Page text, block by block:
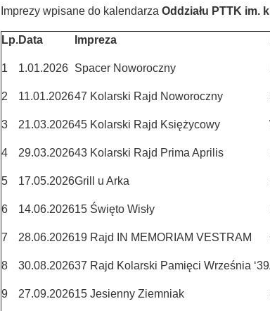
Imprezy wpisane do kalendarza Oddziału PTTK im.
Lp.Data Impreza
1 1.01.2026 Spacer Noworoczny
2 11.01.202647 Kolarski Rajd Noworoczny
3 21.03.202645 Kolarski Rajd Księżycowy
4 29.03.202643 Kolarski Rajd Prima Aprilis
5 17.05.2026Grill u Arka
6 14.06.202615 Święto Wisły
7 28.06.202619 Rajd IN MEMORIAM VESTRAM
8 30.08.202637 Rajd Kolarski Pamięci Września ‘39
9 27.09.202615 Jesienny Ziemniak